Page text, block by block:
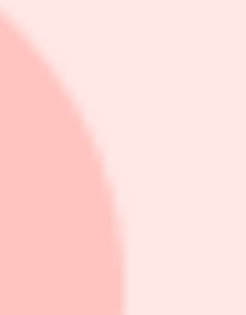
och i vilken fas de befinner
i fjol. Från introduktionskursen